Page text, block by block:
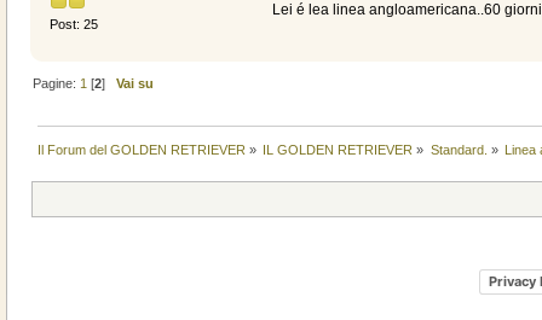
Post: 25
Lei é lea linea angloamericana..60
Pagine: 1 [2]Vai su
Il Forum del GOLDEN RETRIEVER » IL GOLDEN RETRIEVER » Standard. » Linea
Privacy